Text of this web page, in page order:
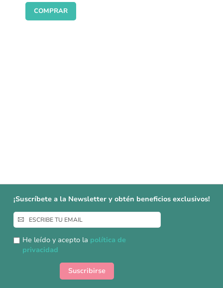
COMPRAR
¡Suscríbete a la Newsletter y obtén beneficios exclusivos!
Inscríbase
a
nuestro
boletín
He leído y acepto la política de
privacidad
Suscribirse